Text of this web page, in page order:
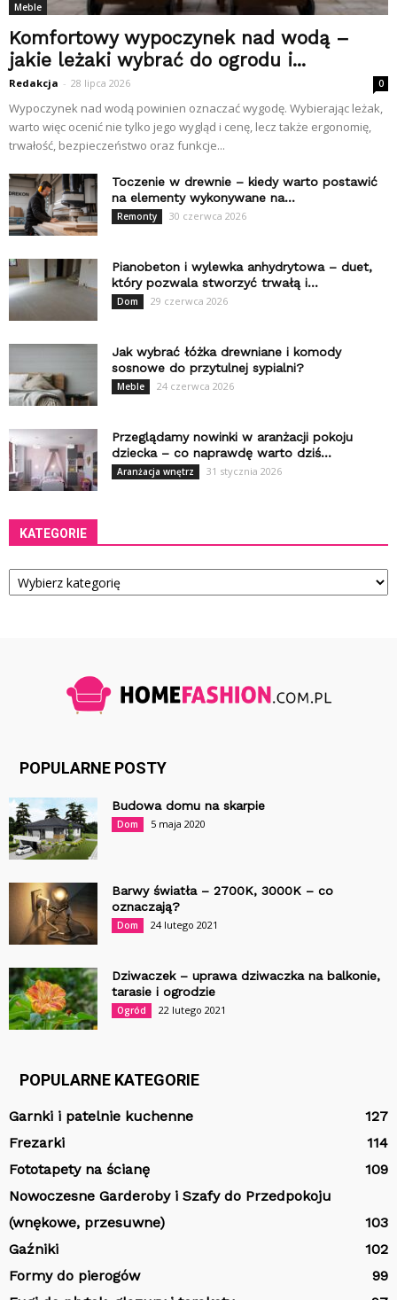
Meble
Komfortowy wypoczynek nad wodą –
jakie leżaki wybrać do ogrodu i...
Redakcja - 28 lipca 2026 0
Wypoczynek nad wodą powinien oznaczać wygodę. Wybierając leżak,
warto więc ocenić nie tylko jego wygląd i cenę, lecz także ergonomię,
trwałość, bezpieczeństwo oraz funkcje...
Toczenie w drewnie – kiedy warto postawić
na elementy wykonywane na...
Remonty 30 czerwca 2026
Pianobeton i wylewka anhydrytowa – duet,
który pozwala stworzyć trwałą i...
Dom 29 czerwca 2026
Jak wybrać łóżka drewniane i komody
sosnowe do przytulnej sypialni?
Meble 24 czerwca 2026
Przeglądamy nowinki w aranżacji pokoju
dziecka – co naprawdę warto dziś...
Aranżacja wnętrz 31 stycznia 2026
KATEGORIE
Kategorie
POPULARNE POSTY
Budowa domu na skarpie
Dom 5 maja 2020
Barwy światła – 2700K, 3000K – co
oznaczają?
Dom 24 lutego 2021
Dziwaczek – uprawa dziwaczka na balkonie,
tarasie i ogrodzie
Ogród 22 lutego 2021
POPULARNE KATEGORIE
Garnki i patelnie kuchenne
127
Frezarki
114
Fototapety na ścianę
109
Nowoczesne Garderoby i Szafy do Przedpokoju
(wnękowe, przesuwne)
103
Gaźniki
102
Formy do pierogów
99